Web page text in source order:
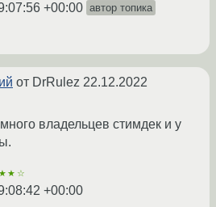
+00:00 автор топика
от DrRulez 22.12.2022
владельцев стимдек и у
+00:00